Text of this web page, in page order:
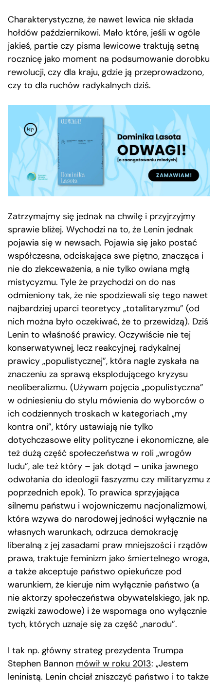
Charakterystyczne, że nawet lewica nie składa
hołdów październikowi. Mało które, jeśli w ogóle
jakieś, partie czy pisma lewicowe traktują setną
rocznicę jako moment na podsumowanie dorobku
rewolucji, czy dla kraju, gdzie ją przeprowadzono,
czy to dla ruchów radykalnych dziś.
Zatrzymajmy się jednak na chwilę i przyjrzyjmy
sprawie bliżej. Wychodzi na to, że Lenin jednak
pojawia się w newsach. Pojawia się jako postać
współczesna, odciskająca swe piętno, znacząca i
nie do zlekceważenia, a nie tylko owiana mgłą
mistycyzmu. Tyle że przychodzi on do nas
odmieniony tak, że nie spodziewali się tego nawet
najbardziej uparci teoretycy „totalitaryzmu” (od
nich można było oczekiwać, że to przewidzą). Dziś
Lenin to właśność prawicy. Oczywiście nie tej
konserwatywnej, lecz reakcyjnej, radykalnej
prawicy „populistycznej”, która nagle zyskała na
znaczeniu za sprawą eksplodującego kryzysu
neoliberalizmu. (Używam pojęcia „populistyczna”
w odniesieniu do stylu mówienia do wyborców o
ich codziennych troskach w kategoriach „my
kontra oni”, który ustawiają nie tylko
dotychczasowe elity polityczne i ekonomiczne, ale
też dużą część społeczeństwa w roli „wrogów
ludu”, ale też który – jak dotąd – unika jawnego
odwołania do ideologii faszyzmu czy militaryzmu z
poprzednich epok). To prawica sprzyjająca
silnemu państwu i wojowniczemu nacjonalizmowi,
która wzywa do narodowej jedności wyłącznie na
własnych warunkach, odrzuca demokrację
liberalną z jej zasadami praw mniejszości i rządów
prawa, traktuje feminizm jako śmiertelnego wroga,
a także akceptuje państwo opiekuńcze pod
warunkiem, że kieruje nim wyłącznie państwo (a
nie aktorzy społeczeństwa obywatelskiego, jak np.
związki zawodowe) i że wspomaga ono wyłącznie
tych, których uznaje się za część „narodu”.
I tak np. główny strateg prezydenta Trumpa
Stephen Bannon mówił w roku 2013: „Jestem
leninistą. Lenin chciał zniszczyć państwo i to także